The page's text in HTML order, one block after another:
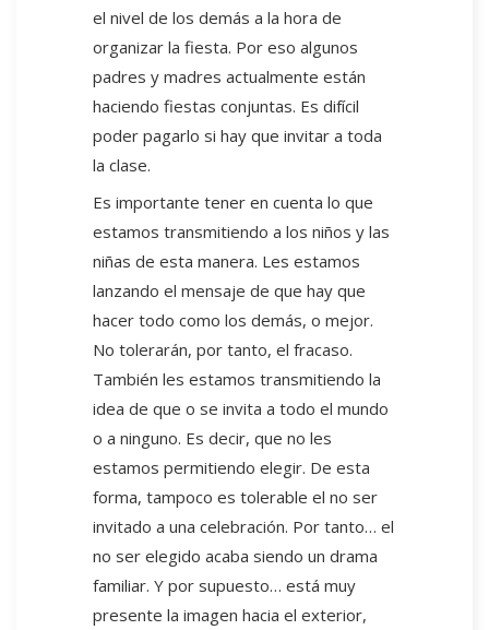
el nivel de los demás a la hora de
organizar la fiesta. Por eso algunos
padres y madres actualmente están
haciendo fiestas conjuntas. Es difícil
poder pagarlo si hay que invitar a toda
la clase.
Es importante tener en cuenta lo que
estamos transmitiendo a los niños y las
niñas de esta manera. Les estamos
lanzando el mensaje de que hay que
hacer todo como los demás, o mejor.
No tolerarán, por tanto, el fracaso.
También les estamos transmitiendo la
idea de que o se invita a todo el mundo
o a ninguno. Es decir, que no les
estamos permitiendo elegir. De esta
forma, tampoco es tolerable el no ser
invitado a una celebración. Por tanto… el
no ser elegido acaba siendo un drama
familiar. Y por supuesto… está muy
presente la imagen hacia el exterior,